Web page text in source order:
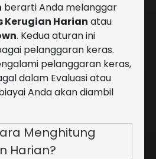
berarti Anda melanggar
Kerugian Harian atau
. Kedua aturan ini
pelanggaran keras.
pelanggaran keras,
dalam Evaluasi atau
Anda akan diambil
Menghitung
Harian?